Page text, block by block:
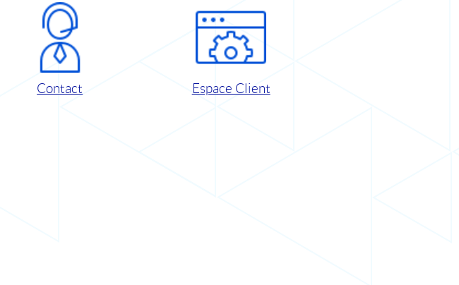
Contact Espace Client